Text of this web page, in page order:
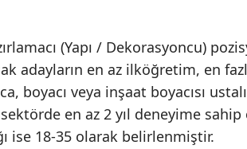
(Yapı / Dekorasyoncu)
adayların en az ilköğretim, en
boyacı veya inşaat boyacısı
en az 2 yıl deneyime
ise 18-35 olarak belirlenmiştir.